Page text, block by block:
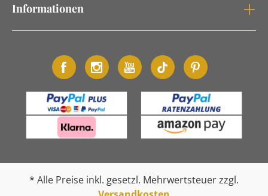
Informationen
* Alle Preise inkl. gesetzl. Mehrwertsteuer zzgl.